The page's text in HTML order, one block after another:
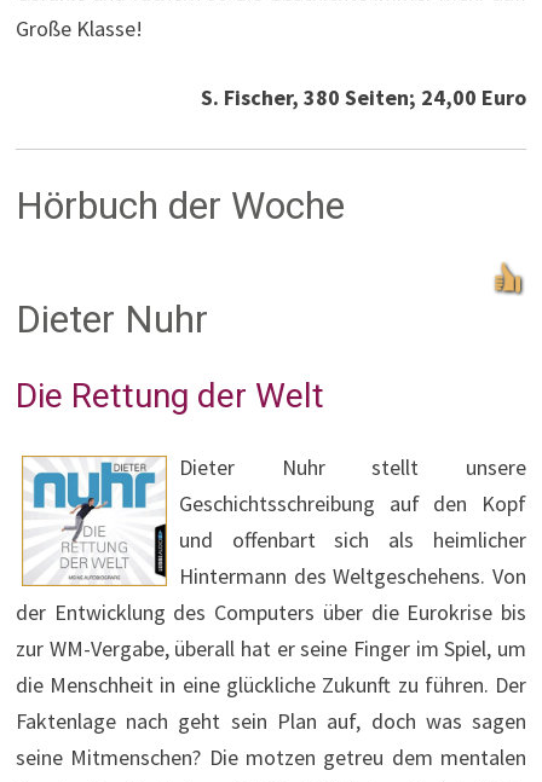
Große Klasse!
S. Fischer, 380 Seiten; 24,00 Euro
Hörbuch der Woche
Dieter Nuhr
Die Rettung der Welt
Dieter Nuhr stellt unsere
Geschichtsschreibung auf den Kopf
und offenbart sich als heimlicher
Hintermann des Weltgeschehens. Von
der Entwicklung des Computers über die Eurokrise bis
zur WM-Vergabe, überall hat er seine Finger im Spiel, um
die Menschheit in eine glückliche Zukunft zu führen. Der
Faktenlage nach geht sein Plan auf, doch was sagen
seine Mitmenschen? Die motzen getreu dem mentalen